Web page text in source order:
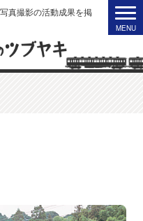
真撮影の活動成果を掲